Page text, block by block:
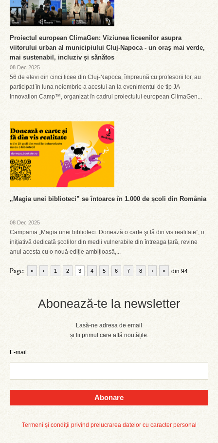
Abonează-te la newsletter
Lasă-ne adresa de email
și fii primul care află noutățile.
E-mail:
Abonare
Termeni și condiții privind prelucrarea datelor cu caracter personal
Proiectul european ClimaGen: Viziunea liceenilor asupra
viitorului urban al municipiului Cluj-Napoca - un oraș mai verde,
mai sustenabil, incluziv și sănătos
08 Dec 2025
56 de elevi din cinci licee din Cluj-Napoca, împreună cu profesorii lor, au
participat în luna noiembrie a acestui an la evenimentul de tip JA
Innovation Camp™, organizat în cadrul proiectului european ClimaGen...
„Magia unei biblioteci” se întoarce în 1.000 de școli din România
08 Dec 2025
Campania „Magia unei biblioteci: Doneazǎ o carte şi fǎ din vis realitate”, o
inițiativă dedicată școlilor din medii vulnerabile din întreaga țară, revine
anul acesta cu o nouă ediție ambițioasă,...
Page: « ‹ 1 2 3 4 5 6 7 8 din 94
› »